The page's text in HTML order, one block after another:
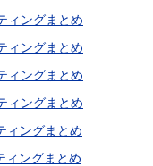
ィングまとめ
ィングまとめ
ィングまとめ
ィングまとめ
ィングまとめ
ングまとめ